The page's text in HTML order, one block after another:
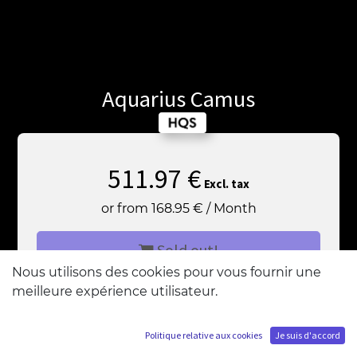
Aquarius Camus
511.97 € Excl. tax
or from 168.95€ / Month
Sold out!
Add me to the waiting list
Nous utilisons des cookies pour vous fournir une
meilleure expérience utilisateur.
Politique relative aux cookies Je suis d'accord